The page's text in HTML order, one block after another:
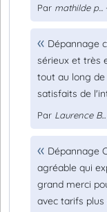
Par mathilde p...
Dépannage
sérieux et très
tout au long
satisfaits de
Par Laurence B...
Dépannage
agréable qui
grand merci
avec tarifs plus